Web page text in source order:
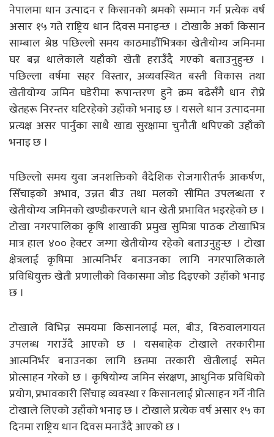
नेपालमा धान उत्पादन र किसानको श्रमको सम्मान गर्न प्रत्येक वर्ष
असार १५ गते राष्ट्रिय धान दिवस मनाइन्छ । टोखाकै अर्का किसान
साम्बाल श्रेष्ठ पछिल्लो समय काठमाडौँभित्रका खेतीयोग्य जमिनमा
घर बन्न थालेकाले यहाँको खेती हराउँदै गएको बताउनुहुन्छ ।
पछिल्ला वर्षमा सहर विस्तार, अव्यवस्थित बस्ती विकास तथा
खेतीयोग्य जमिन घडेरीमा रूपान्तरण हुने क्रम बढेसँगै धान रोप्ने
खेतहरू निरन्तर घटिरहेको उहाँको भनाइ छ । यसले धान उत्पादनमा
प्रत्यक्ष असर पार्नुका साथै खाद्य सुरक्षामा चुनौती थपिएको उहाँको
भनाइ छ ।
पछिल्लो समय युवा जनशक्तिको वैदेशिक रोजगारीतर्फ आकर्षण,
सिँचाइको अभाव, उन्नत बीउ तथा मलको सीमित उपलब्धता र
खेतीयोग्य जमिनको खण्डीकरणले धान खेती प्रभावित भइरहेको छ ।
टोखा नगरपालिका कृषि शाखाकी प्रमुख सुमित्रा पाठक टोखाभित्र
मात्र हाल ४०० हेक्टर जग्गा खेतीयोग्य रहेको बताउनुहुन्छ । टोखा
क्षेत्रलाई कृषिमा आत्मनिर्भर बनाउनका लागि नगरपालिकाले
प्रविधियुक्त खेती प्रणालीको विकासमा जोड दिइएको उहाँको भनाइ
छ ।
टोखाले विभिन्न समयमा किसानलाई मल, बीउ, बिरुवालगायत
उपलब्ध गराउँदै आएको छ । यसबाहेक टोखाले तरकारीमा
आत्मनिर्भर बनाउनका लागि छतमा तरकारी खेतीलाई समेत
प्रोत्साहन गरेको छ । कृषियोग्य जमिन संरक्षण, आधुनिक प्रविधिको
प्रयोग, प्रभावकारी सिँचाइ व्यवस्था र किसानलाई प्रोत्साहन गर्ने नीति
टोखाले लिएको उहाँको भनाइ छ । टोखाले प्रत्येक वर्ष असार १५ का
दिनमा राष्ट्रिय धान दिवस मनाउँदै आएको छ ।